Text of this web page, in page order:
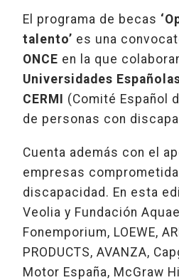
El programa de becas
talento’ es una
ONCE en la que
Universidades
CERMI (Comité Español
de personas con
Cuenta además con el
empresas
discapacidad. En esta
Veolia y Fundación
Fonemporium, LOEWE,
PRODUCTS, AVANZA,
Motor España, McGraw